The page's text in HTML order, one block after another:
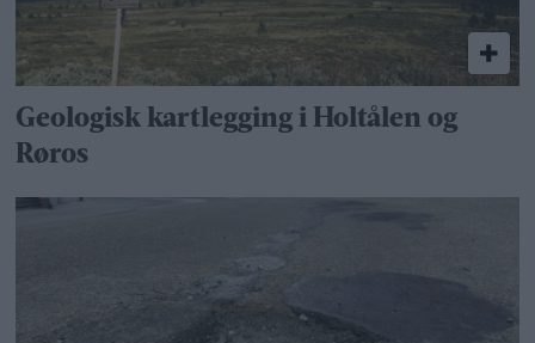
Geologisk kartlegging i Holtålen og
Røros